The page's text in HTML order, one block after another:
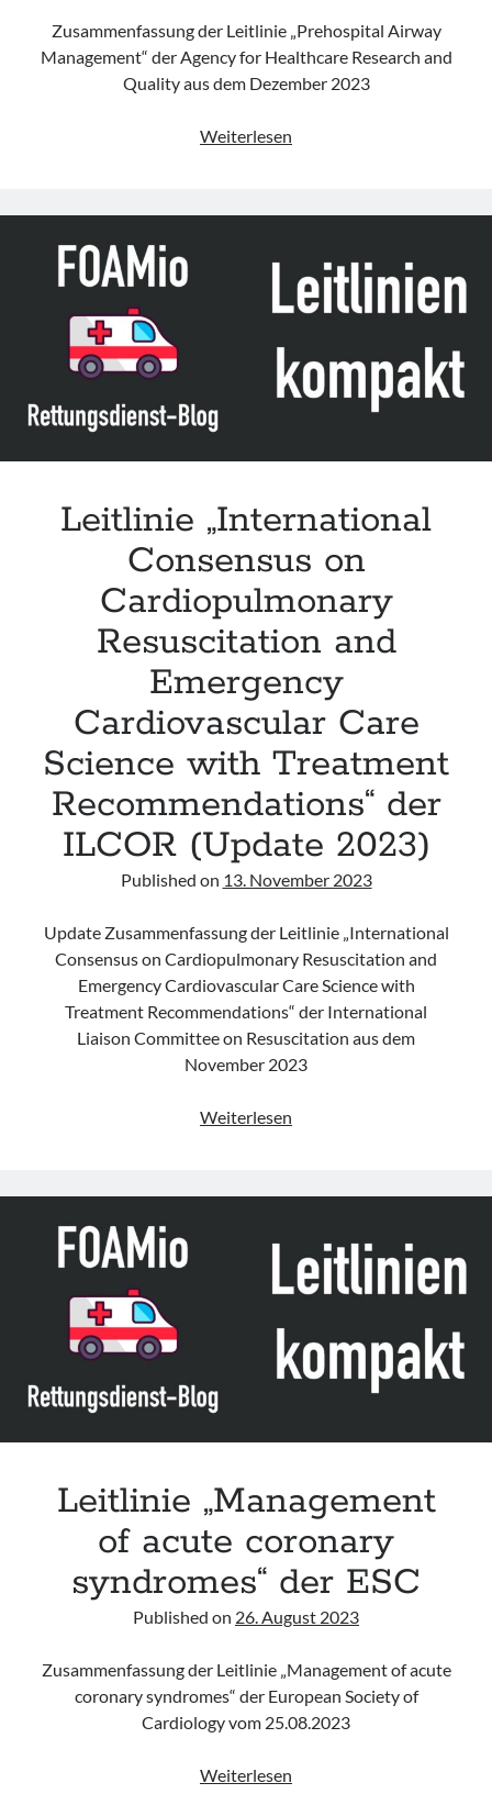
Zusammenfassung der Leitlinie „Prehospital Airway
Management“ der Agency for Healthcare Research and
Quality aus dem Dezember 2023
Weiterlesen
Management“
AHRQ
Leitlinie „International
Consensus on
Cardiopulmonary
Resuscitation and
Emergency
Cardiovascular Care
Science with Treatment
Recommendations“ der
ILCOR (Update 2023)
Published on 13. November 2023
Update Zusammenfassung der Leitlinie „International
Consensus on Cardiopulmonary Resuscitation and
Emergency Cardiovascular Care Science with
Treatment Recommendations“ der International
Liaison Committee on Resuscitation aus dem
November 2023
Weiterlesen
on
Resuscitation
and
Emergency
Care
Science
ILCOR
(Update
2023)
Leitlinie „Management
of acute coronary
syndromes“ der ESC
Published on 26. August 2023
Zusammenfassung der Leitlinie „Management of acute
coronary syndromes“ der European Society of
Cardiology vom 25.08.2023
Weiterlesen